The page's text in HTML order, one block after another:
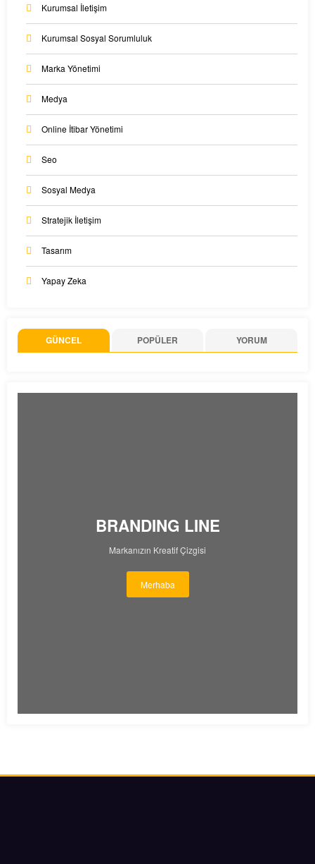
Kurumsal İletişim
Kurumsal Sosyal Sorumluluk
Marka Yönetimi
Medya
Online İtibar Yönetimi
Seo
Sosyal Medya
Stratejik İletişim
Tasarım
Yapay Zeka
GÜNCEL POPÜLER YORUM
BRANDING LINE
Markanızın Kreatif Çizgisi
Merhaba